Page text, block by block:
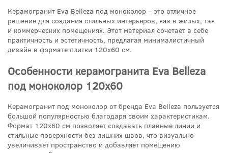
Керамогранит Eva Belleza под моноколор – это отличное
решение для создания стильных интерьеров, как в жилых, так
и коммерческих помещениях. Этот материал сочетает в себе
практичность и эстетичность, предлагая минималистичный
дизайн в формате плитки 120x60 см.
Особенности керамогранита Eva Belleza
под моноколор 120x60
Керамогранит под моноколор от бренда Eva Belleza пользуется
большой популярностью благодаря своим характеристикам.
Формат 120x60 см позволяет создавать плавные линии и
стильные поверхности без лишних швов, что визуально
увеличивает пространство и добавляет помещению